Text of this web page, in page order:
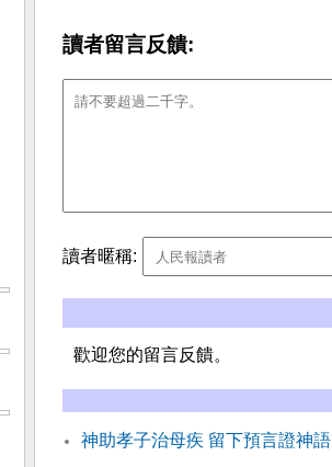
讀者留言反饋:
讀者暱稱:
歡迎您的留言反饋。
神助孝子治母疾 留下預言證神語